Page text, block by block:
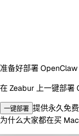
准备好部署 OpenClaw
在 Zeabur 上一键部署
一键部署 提供永久免费
为什么大家都在买 Mac